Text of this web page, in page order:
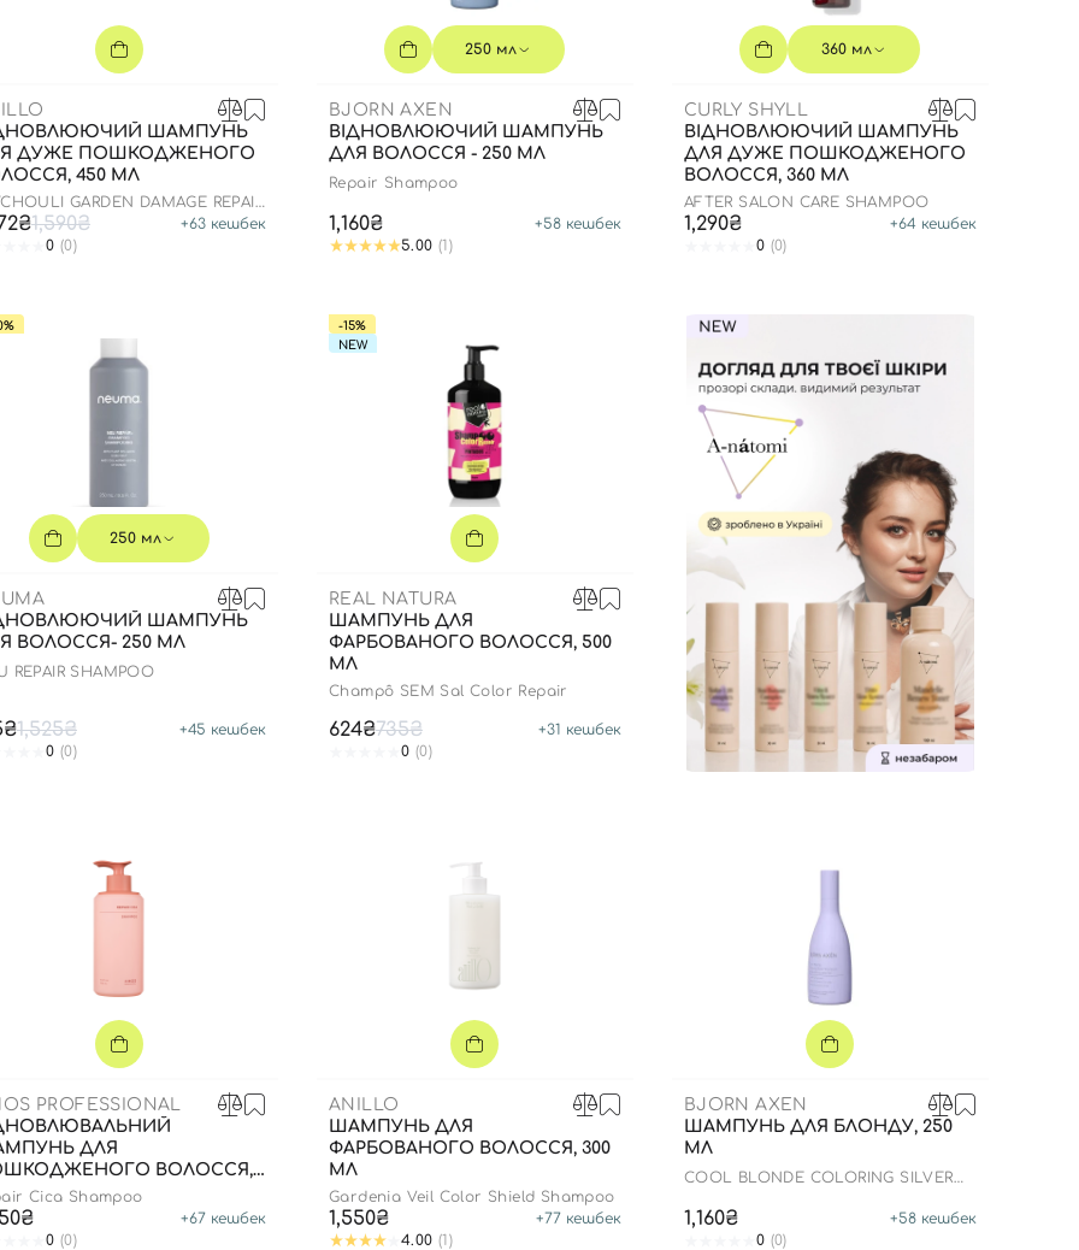
СПФ захист для дітей
Для зони повік
ШАМПУНЬ
ДУЖЕ ПОШКОДЖЕНОГО
450 МЛ
GARDEN DAMAGE REPAIR
1,590₴ +63кешбек
0 (0)
250 мл
BJORN AXEN
ВІДНОВЛЮЮЧИЙ ШАМПУНЬ
ДЛЯ ВОЛОССЯ - 250 МЛ
Repair Shampoo
1,160₴ +58кешбек
5.00 (1)
360 мл
CURLY SHYLL
ВІДНОВЛЮЮЧИЙ ШАМПУНЬ
ДЛЯ ДУЖЕ ПОШКОДЖЕНОГО
ВОЛОССЯ, 360 МЛ
AFTER SALON CARE SHAMPOO
1,290₴ +64 кешбек
0 (0)
250 мл
ШАМПУНЬ
ВОЛОССЯ- 250 МЛ
REPAIR SHAMPOO
1,525₴ +45 кешбек
0 (0)
-15%
NEW
REAL NATURA
ШАМПУНЬ ДЛЯ
ФАРБОВАНОГО ВОЛОССЯ, 500
МЛ
Champô SEM Sal Color Repair
624₴735₴ +31 кешбек
0 (0)
PROFESSIONAL
ДЛЯ
ВОЛОССЯ,
МЛCica Shampoo
+67кешбек
0 (0)
ANILLO
ШАМПУНЬ ДЛЯ
ФАРБОВАНОГО ВОЛОССЯ, 300
МЛ
Gardenia Veil Color Shield Shampoo
1,550₴ +77кешбек
4.00 (1)
BJORN AXEN
ШАМПУНЬ ДЛЯ БЛОНДУ, 250
МЛ
COOL BLONDE COLORING SILVER
1,160₴ +58кешбек
0 (0)